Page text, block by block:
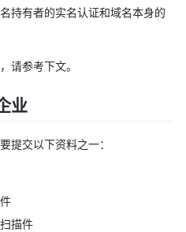
持有者的实名认证和域名本身的
请参考下文。
业
提交以下资料之一：
描件